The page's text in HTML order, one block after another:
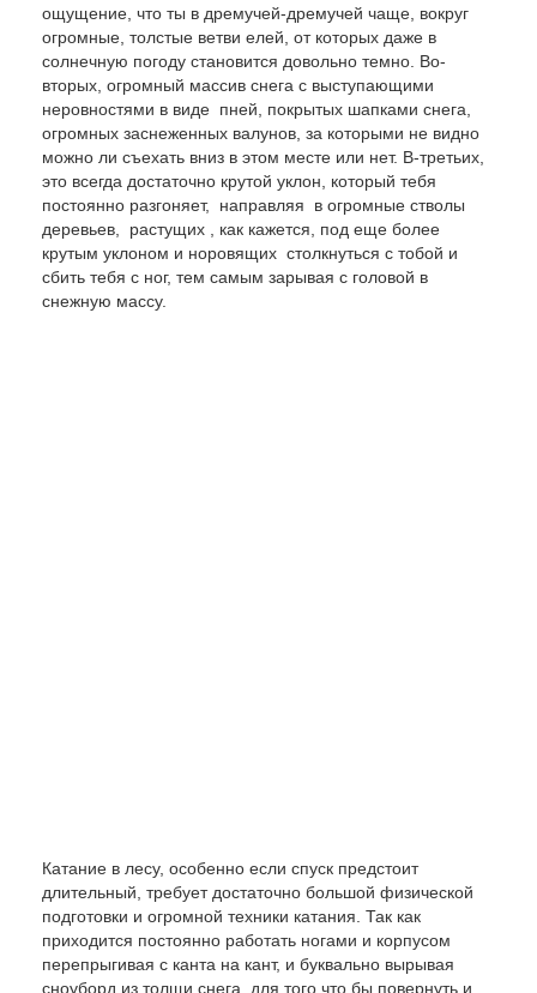
ощущение, что ты в дремучей-дремучей чаще, вокруг
огромные, толстые ветви елей, от которых даже в
солнечную погоду становится довольно темно. Во-
вторых, огромный массив снега с выступающими
неровностями в виде пней, покрытых шапками снега,
огромных заснеженных валунов, за которыми не видно
можно ли съехать вниз в этом месте или нет. В-третьих,
это всегда достаточно крутой уклон, который тебя
постоянно разгоняет, направляя в огромные стволы
деревьев, растущих , как кажется, под еще более
крутым уклоном и норовящих столкнуться с тобой и
сбить тебя с ног, тем самым зарывая с головой в
снежную массу.
Катание в лесу, особенно если спуск предстоит
длительный, требует достаточно большой физической
подготовки и огромной техники катания. Так как
приходится постоянно работать ногами и корпусом
перепрыгивая с канта на кант, и буквально вырывая
сноуборд из толщи снега, для того что бы повернуть и